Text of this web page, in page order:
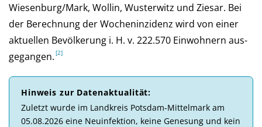
Wiesenburg/Mark, Wollin, Wusterwitz und Ziesar. Bei
der Be­rech­nung der Wochen­inzi­denz wird von einer
aktu­el­len Be­völ­ke­rung i. H. v. 222.570 Ein­woh­nern aus­
ge­gan­gen.
Hinweis zur Daten­aktuali­tät:
Zu­letzt wurde im Landkreis Potsdam-Mittelmark am
05.08.2026 eine Neu­in­fek­tion, keine Ge­ne­sung und kein